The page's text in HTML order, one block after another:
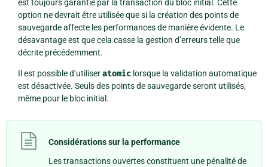
est toujours garantie par la transaction du bloc initial. Cette
option ne devrait être utilisée que si la création des points de
sauvegarde affecte les performances de manière évidente. Le
désavantage est que cela casse la gestion d’erreurs telle que
décrite précédemment.
Il est possible d’utiliseratomiclorsque la validation automatique
est désactivée. Seuls des points de sauvegarde seront utilisés,
même pour le bloc initial.
Considérations sur la performance
Les transactions ouvertes constituent une pénalité de